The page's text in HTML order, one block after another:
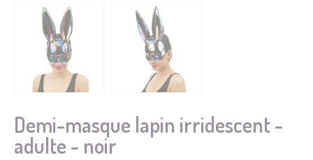
Demi-masque lapin irridescent -
adulte - noir